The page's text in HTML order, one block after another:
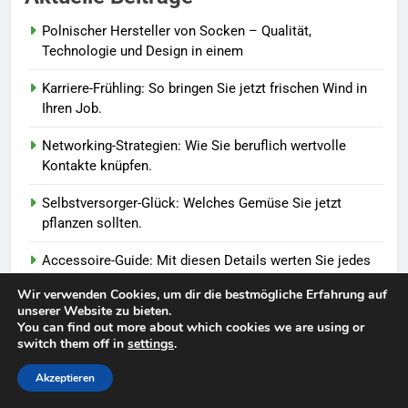
Polnischer Hersteller von Socken – Qualität,
Technologie und Design in einem
Karriere-Frühling: So bringen Sie jetzt frischen Wind in
Ihren Job.
Networking-Strategien: Wie Sie beruflich wertvolle
Kontakte knüpfen.
Selbstversorger-Glück: Welches Gemüse Sie jetzt
pflanzen sollten.
Accessoire-Guide: Mit diesen Details werten Sie jedes
Beliebte Nachrichten
8
So kombinieren Sie Pastelltöne
1
Socken – Qualität, Technologie
Karriere-Frühling: So bringen Sie
jetzt frischen Wind in Ihren Job.
Wir verwenden Cookies, um dir die bestmögliche Erfahrung auf
unserer Website zu bieten.
You can find out more about which cookies we are using or
switch them off in settings.
Akzeptieren